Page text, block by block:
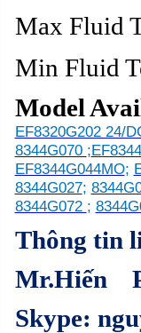
Max Fluid
Min Fluid
Model
EF8320G202 24/
8344G070 ;
EF8344G044MO;
8344G027;
8344G072 ;
Thông tin
Mr.Hiến
Skype: